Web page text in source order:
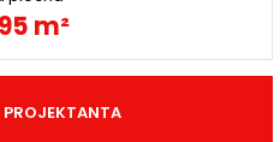
m²
PROJEKTANTA